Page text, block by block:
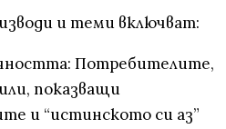
и теми включват:
Потребителите,
показващи
и “истинското си аз”